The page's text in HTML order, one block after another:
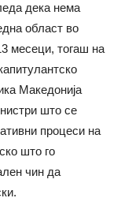
дека нема
област во
месеци, тогаш на
Македонија
што се
процеси на
што го
чин да